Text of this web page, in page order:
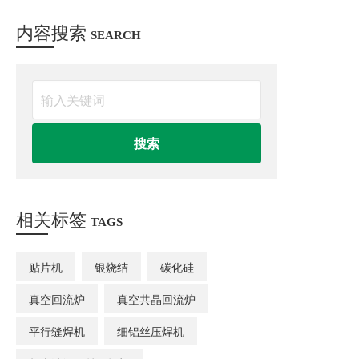
内容搜索 SEARCH
相关标签 TAGS
贴片机 银烧结
碳化硅
真空回流炉
真空共晶回流炉
平行缝焊机
细铝丝压焊机